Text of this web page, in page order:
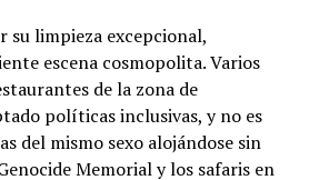
su limpieza excepcional,
escena cosmopolita. Varios
de la zona de
políticas inclusivas, y no es
del mismo sexo alojándose sin
Memorial y los safaris en